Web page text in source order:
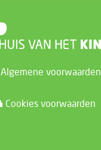
Algemene voorwaarden
Cookies voorwaarden